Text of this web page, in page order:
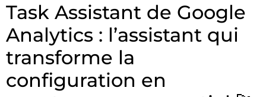
Task Assistant de Google
Analytics : l’assistant qui
transforme la
configuration en